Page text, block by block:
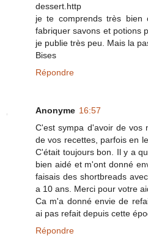
dessert.http
je te comprends très bien
fabriquer savons et potions
je publie très peu. Mais la
Bises
Répondre
Anonyme 16:57
C'est sympa d'avoir de vos
de vos recettes, parfois en
C'était toujours bon. Il y a
bien aidé et m'ont donné
faisais des shortbreads
a 10 ans. Merci pour votre
Ca m'a donné envie de
ai pas refait depuis cette
Répondre